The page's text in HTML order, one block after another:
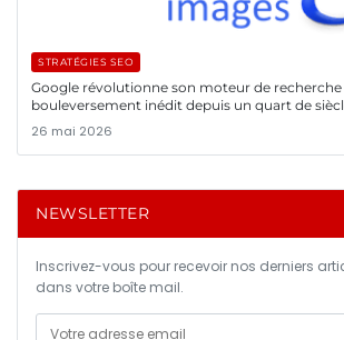
STRATÉGIES SEO
Google révolutionne son moteur de recherche
bouleversement inédit depuis un quart de
26 mai 2026
NEWSLETTER
Inscrivez-vous pour recevoir nos derniers
dans votre boîte mail.